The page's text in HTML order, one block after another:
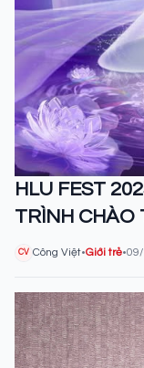
HLU FEST
TRÌNH CHÀO
TRƯỜNG ĐẠI
CÙNG TỎA
CV Công Việt•Giới trẻ•